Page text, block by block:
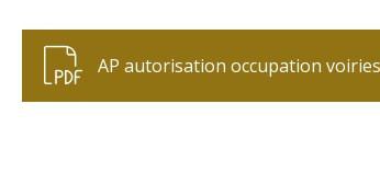
AP autorisation occupation